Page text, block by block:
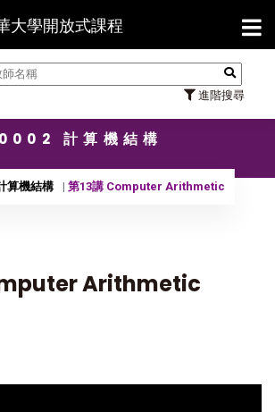
大學開放式課程
進階搜尋
【
計算機結構
算機結構 第13講 Computer Arithmetic
Arithmetic